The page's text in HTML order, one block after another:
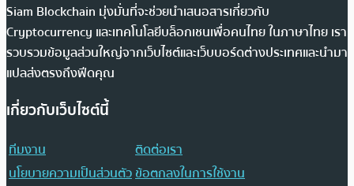
Siam Blockchain มุ่งมั่นที่จะช่วยนำเสนอสารเกี่ยวกับ
Cryptocurrency และเทคโนโลยีบล็อกเชนเพื่อคนไทย ในภาษาไทย เรา
รวบรวมข้อมูลส่วนใหญ่จากเว็บไซต์และเว็บบอร์ดต่างประเทศและนำมา
แปลส่งตรงถึงฟีดคุณ
เกี่ยวกับเว็บไซต์นี้
ทีมงาน
ติดต่อเรา
นโยบายความเป็นส่วนตัวข้อตกลงในการใช้งาน